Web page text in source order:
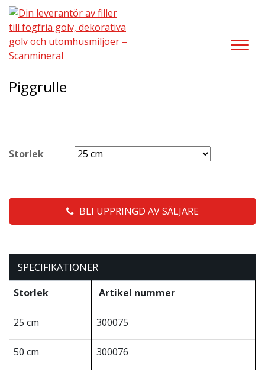
LÄGGUTRUSTNING
Piggrulle
Storlek
BLI UPPRINGD AV SÄLJARE
SPECIFIKATIONER
Storlek
Artikel nummer
25 cm 300075
50 cm 300076